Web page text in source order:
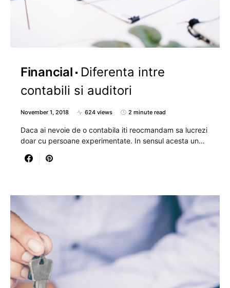
Financial
Diferenta intre
contabili si auditori
November 1, 2018 624 views 2 minute read
Daca ai nevoie de o contabila iti reocmandam sa lucrezi
doar cu persoane experimentate. In sensul acesta un…